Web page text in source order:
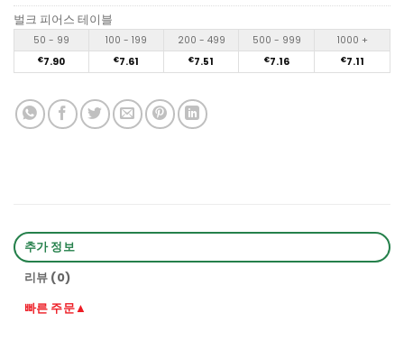
벌크 피어스 테이블
50 - 99 100 - 199 200 - 499 500 - 999 1000 +
€7.90 €7.61 €7.51 €7.16 €7.11
추가 정보
리뷰 (0)
빠른 주문▲